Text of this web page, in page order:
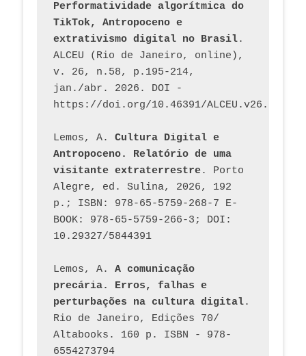
Performatividade algorítmica do
TikTok, Antropoceno e
extrativismo digital no Brasil.
ALCEU (Rio de Janeiro, online),
v. 26, n.58, p.195-214,
jan./abr. 2026. DOI -
https://doi.org/10.46391/
Lemos, A. Cultura Digital e
Antropoceno. Relatório de uma
visitante extraterrestre. Porto
Alegre, ed. Sulina, 2026, 192
p.; ISBN: 978-65-5759-268-7 E-
BOOK: 978-65-5759-266-3; DOI:
10.29327/5844391
Lemos, A. A comunicação
precária. Erros, falhas e
perturbações na cultura digital.
Rio de Janeiro, Edições 70/
Altabooks. 160 p. ISBN - 978-
6554273794